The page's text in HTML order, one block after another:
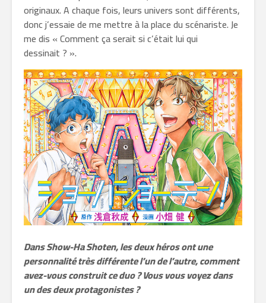
originaux. A chaque fois, leurs univers sont différents,
donc j’essaie de me mettre à la place du scénariste. Je
me dis « Comment ça serait si c’était lui qui
dessinait ? ».
Dans Show-Ha Shoten, les deux héros ont une
personnalité très différente l’un de l’autre, comment
avez-vous construit ce duo ? Vous vous voyez dans
un des deux protagonistes ?